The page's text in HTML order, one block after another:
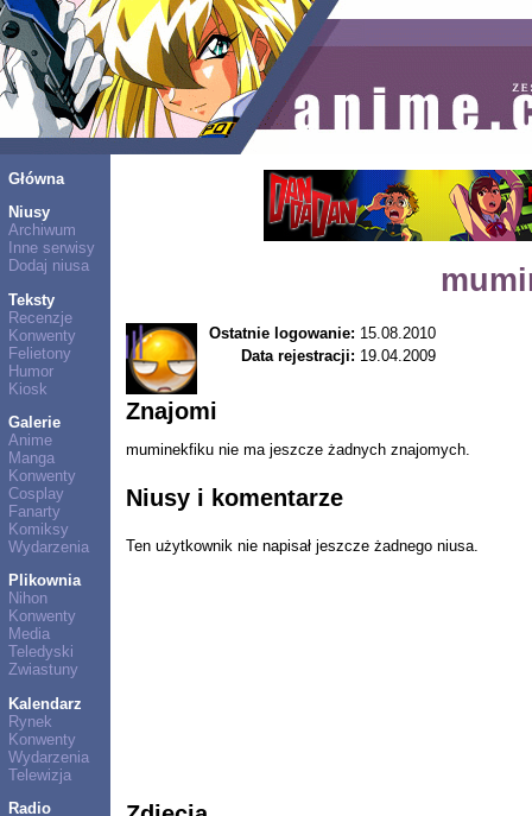
Główna
Niusy
Archiwum
Inne serwisy
Dodaj niusa
Teksty
Recenzje
Konwenty
Felietony
Humor
Kiosk
Galerie
Anime
Manga
Konwenty
Cosplay
Fanarty
Komiksy
Wydarzenia
Plikownia
Nihon
Konwenty
Media
Teledyski
Zwiastuny
Kalendarz
Rynek
Konwenty
Wydarzenia
Telewizja
Radio
Ostatnie logowanie: 15.08.2010
Data rejestracji: 19.04.2009
Znajomi
muminekfiku nie ma jeszcze żadnych znajomych.
Niusy i komentarze
Ten użytkownik nie napisał jeszcze żadnego niusa.